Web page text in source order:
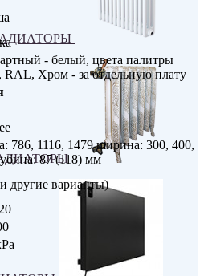
- белый, цвета палитры
RAL, Хром - за отдельную плату
786, 1116, 1479 ширина: 300, 400,
87 (118) мм
другие варианты)